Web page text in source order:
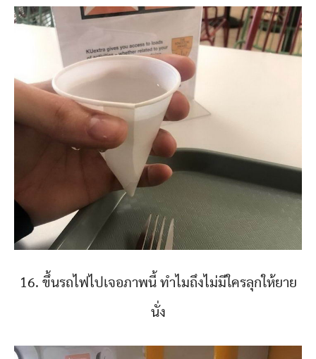
16. ขึ้นรถไฟไปเจอภาพนี้ ทำไมถึงไม่มีใครลุกให้ยาย
นั่ง